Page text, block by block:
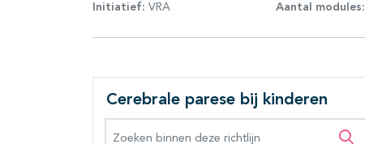
Initiatief: VRA Aantal modules:
Cerebrale parese bij kinderen